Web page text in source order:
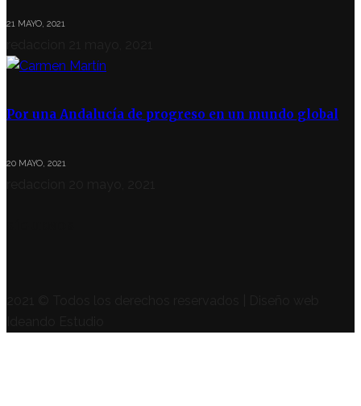
21 MAYO, 2021
Por una Andalucía de progreso en un mundo global
20 MAYO, 2021